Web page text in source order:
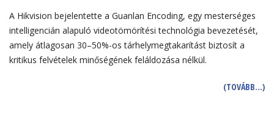
A Hikvision bejelentette a Guanlan Encoding, egy mesterséges
intelligencián alapuló videotömörítési technológia bevezetését,
amely átlagosan 30–50%-os tárhelymegtakarítást biztosít a
kritikus felvételek minőségének feláldozása nélkül.
(TOVÁBB…)